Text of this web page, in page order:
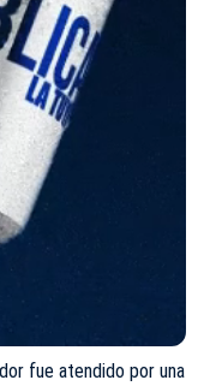
fue atendido por una